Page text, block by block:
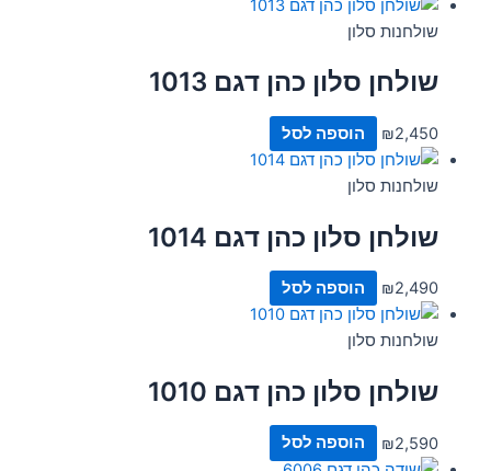
שולחנות סלון
שולחן סלון כהן דגם 1013
₪2,450 הוספה לסל
שולחנות סלון
שולחן סלון כהן דגם 1014
₪2,490 הוספה לסל
שולחנות סלון
שולחן סלון כהן דגם 1010
₪2,590 הוספה לסל